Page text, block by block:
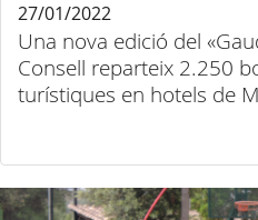
Una nova edició del
Consell reparteix 2.250
turístiques en hotels de
27/01/2022